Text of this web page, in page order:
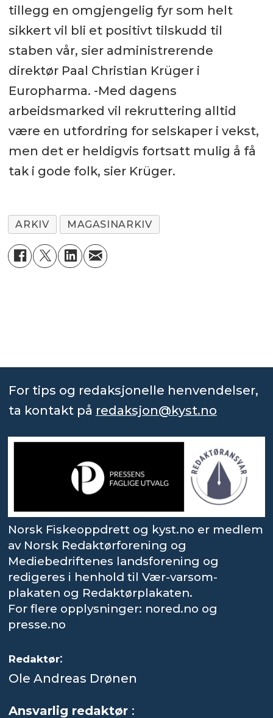
tillegg en omgjengelig fyr som helt
sikkert vil bli et positivt tilskudd til
staben vår, sier administrerende
direktør Paal Christian Krüger i
Europharma. -Med dagens
arbeidsmarked vil rekruttering alltid
være en utfordring for selskaper i vekst,
men det er heldigvis fortsatt mulig å få
tak i gode folk, sier Krüger.
ARKIV MAGASINARKIV
For tips og redaksjonelle henvendelser,
ta kontakt på redaksjon@kyst.no
Norsk Fiskeoppdrett og kyst.no er medlem
av Norsk Redaktørforening og
Mediebedriftenes landsforening og
redigeres i henhold til Vær-varsom-
plakaten og Redaktørplakaten.
For flere opplysninger: nored.no og
presse.no
Redaktør:
Ole Andreas Drønen
Ansvarlig redaktør :